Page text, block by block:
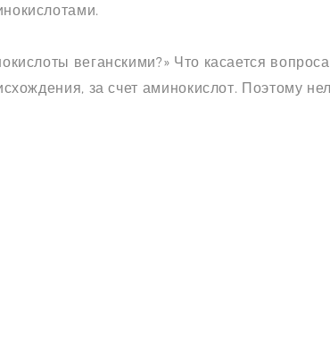
веганскими?» Что касается
за счет аминокислот. Поэтому